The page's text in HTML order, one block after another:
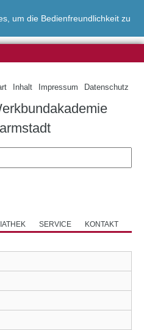
um die Bedienfreundlichkeit zu
Inhalt Impressum Datenschutz
SERVICE KONTAKT